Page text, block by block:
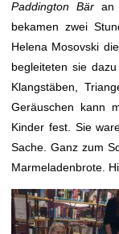
Paddington Bäran
bekamen zwei
Helena Mosovski
begleiteten sie
Klangstäben,
Geräuschen kann
Kinder fest. Sie
Sache. Ganz zum
Marmeladenbrote.